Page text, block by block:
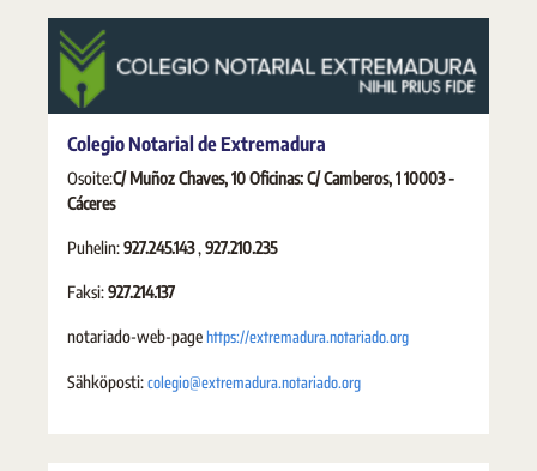
Colegio Notarial de Extremadura
Osoite:C/ Muñoz Chaves, 10 Oficinas: C/ Camberos, 1 10003 -
Cáceres
Puhelin:927.245.143,927.210.235
Faksi:927.214.137
notariado-web-pagehttps://extremadura.notariado.org
Sähköposti:colegio@extremadura.notariado.org